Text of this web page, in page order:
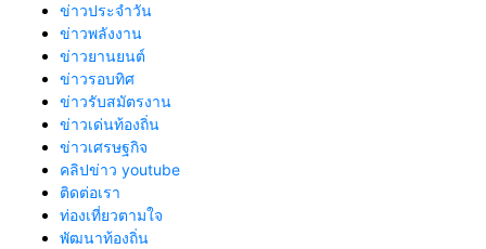
ข่าวประจำวัน
ข่าวพลังงาน
ข่าวยานยนต์
ข่าวรอบทิศ
ข่าวรับสมัตรงาน
ข่าวเด่นท้องถิ่น
ข่าวเศรษฐกิจ
คลิปข่าว youtube
ติดต่อเรา
ท่องเที่ยวตามใจ
พัฒนาท้องถิ่น